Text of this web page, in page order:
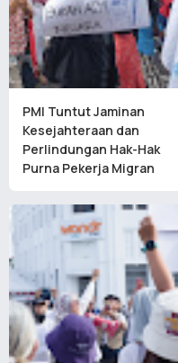
PMI Tuntut Jaminan
Kesejahteraan dan
Perlindungan Hak-Hak
Purna Pekerja Migran